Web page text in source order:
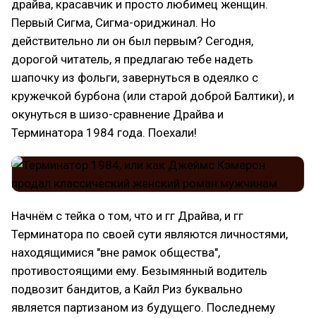
драйва, красавчик и просто любимец женщин.
Первый Сигма, Сигма-ориджинал. Но
действительно ли он был первым? Сегодня,
дорогой читатель, я предлагаю тебе надеть
шапочку из фольги, завернуться в одеялко с
кружечкой бурбона (или старой доброй Балтики), и
окунуться в шизо-сравнение Драйва и
Терминатора 1984 года. Поехали!
Начнём с тейка о том, что и гг Драйва, и гг
Терминатора по своей сути являются личностями,
находящимися "вне рамок общества",
противостоящими ему. Безымянный водитель
подвозит бандитов, а Кайл Риз буквально
является партизаном из будущего. Последнему